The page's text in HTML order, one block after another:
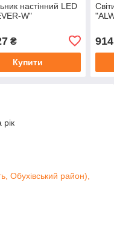
настінний LED
W"
₴
Купити
рік
Обухівський район),